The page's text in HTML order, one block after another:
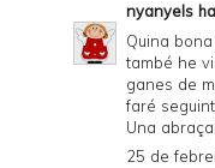
nyanyels
Quina
també he
ganes de
faré
Una
25 de